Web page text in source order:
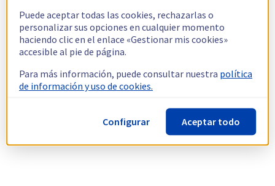
Puede aceptar todas las cookies, rechazarlas o
personalizar sus opciones en cualquier momento
haciendo clic en el enlace «Gestionar mis cookies»
accesible al pie de página.
Para más información, puede consultar nuestra política
de información y uso de cookies.
Configurar Aceptar todo